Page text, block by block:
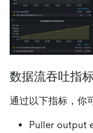
数据流吞吐指
通过以下指标，你
Puller output